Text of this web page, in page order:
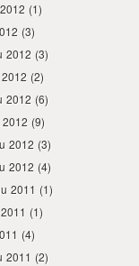
(1)
(3)
2012 (3)
(2)
2012 (6)
(9)
2012 (3)
2012 (4)
2011 (1)
(1)
(4)
2011 (2)